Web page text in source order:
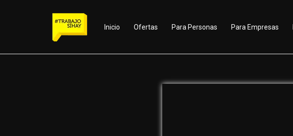
Inicio Ofertas Para Personas Para Empresas